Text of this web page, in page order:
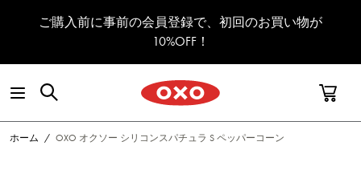
ご購入前に事前の会員登録で、初回のお買い物が
10%OFF！
ホーム / OXO オクソー シリコンスパチュラ S ペッパーコーン